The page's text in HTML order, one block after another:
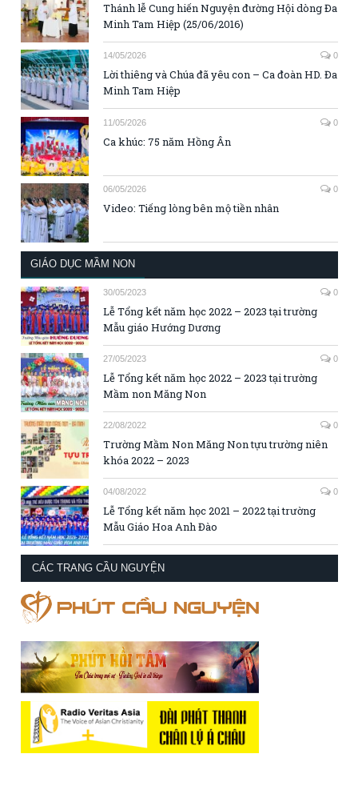
Thánh lễ Cung hiến Nguyện đường Hội dòng Đa
Minh Tam Hiệp (25/06/2016)
14/05/2026 0
Lời thiêng và Chúa đã yêu con – Ca đoàn HD. Đa
Minh Tam Hiệp
11/05/2026 0
Ca khúc: 75 năm Hồng Ân
06/05/2026 0
Video: Tiếng lòng bên mộ tiền nhân
GIÁO DỤC MẦM NON
30/05/2023 0
Lễ Tổng kết năm học 2022 – 2023 tại trường
Mẫu giáo Hướng Dương
27/05/2023 0
Lễ Tổng kết năm học 2022 – 2023 tại trường
Mầm non Măng Non
22/08/2022 0
Trường Mầm Non Măng Non tựu trường niên
khóa 2022 – 2023
04/08/2022 0
Lễ Tổng kết năm học 2021 – 2022 tại trường
Mẫu Giáo Hoa Anh Đào
CÁC TRANG CẦU NGUYỆN